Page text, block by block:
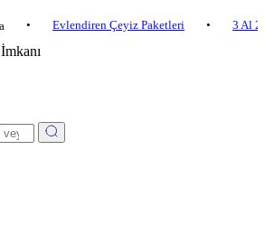
Evlendiren Çeyiz Paketleri • 3 Al 2 Öde
İmkanı